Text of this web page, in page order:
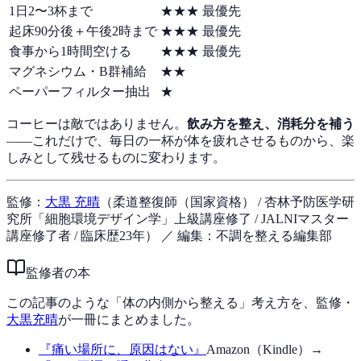
1日2〜3杯まで
★★★ 最優先
起床90分後＋午後2時まで ★★★ 最優先
食事から1時間空ける
★★★ 最優先
マグネシウム・B群補給
★★
ペーパーフィルター抽出
★
コーヒーは敵ではありません。 飲み方を整え、消耗分を補う
——これだけで、毎日の一杯が体を疲れさせるものから、楽
しみとして残せるものに変わります。
監修： 大黒 充晴 （柔道整復師（国家資格） / 杏林予防医学研
究所「細胞環境デザイン学」上級講座修了 / JALNIマスター
講座修了者 / 臨床歴23年）
／ 編集：不調を整える編集部
監修者の本
この記事のような「体の内側から整える」考え方を、監修・
大黒充晴が一冊にまとめました。
『痛い場所に、原因はない 』 Amazon（Kindle）→